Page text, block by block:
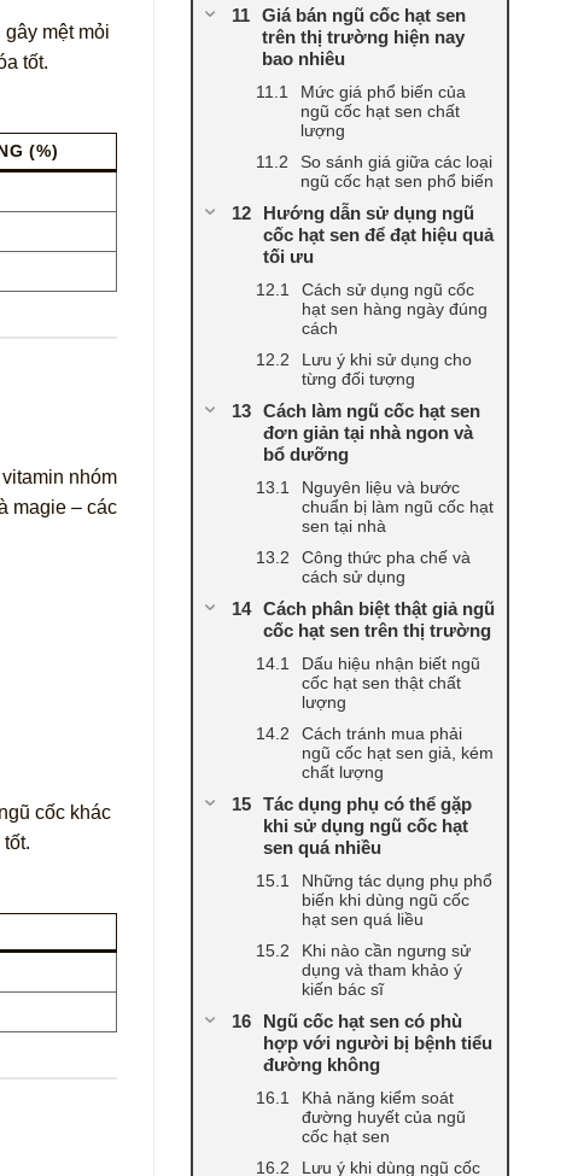
mệt mỏi
tốt.
(%)
nhóm
magie – các
cốc khác
Giá bán ngũ cốc hạt sen
trên thị trường hiện nay
bao nhiêu
Mức giá phổ biến của
ngũ cốc hạt sen chất
lượng
So sánh giá giữa các loại
ngũ cốc hạt sen phổ biến
Hướng dẫn sử dụng ngũ
cốc hạt sen để đạt hiệu quả
tối ưu
Cách sử dụng ngũ cốc
hạt sen hàng ngày đúng
cách
Lưu ý khi sử dụng cho
từng đối tượng
Cách làm ngũ cốc hạt sen
đơn giản tại nhà ngon và
bổ dưỡng
Nguyên liệu và bước
chuẩn bị làm ngũ cốc hạt
sen tại nhà
Công thức pha chế và
cách sử dụng
Cách phân biệt thật giả ngũ
cốc hạt sen trên thị trường
Dấu hiệu nhận biết ngũ
cốc hạt sen thật chất
lượng
Cách tránh mua phải
ngũ cốc hạt sen giả, kém
chất lượng
Tác dụng phụ có thể gặp
khi sử dụng ngũ cốc hạt
sen quá nhiều
Những tác dụng phụ phổ
biến khi dùng ngũ cốc
hạt sen quá liều
Khi nào cần ngưng sử
dụng và tham khảo ý
kiến bác sĩ
Ngũ cốc hạt sen có phù
hợp với người bị bệnh tiểu
đường không
Khả năng kiểm soát
đường huyết của ngũ
cốc hạt sen
Lưu ý khi dùng ngũ cốc